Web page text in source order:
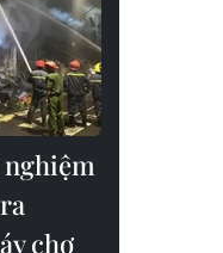
chợ